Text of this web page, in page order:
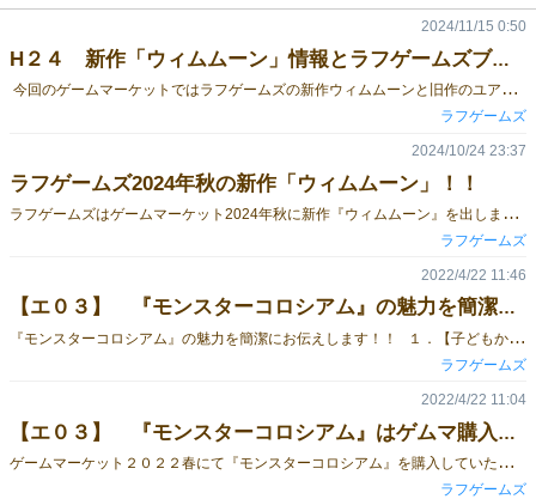
H２４ 新作「ウィムムーン」情報とラフゲームズブースのお品書き
今回のゲームマーケットではラフゲームズの新作ウィムムーンと旧作のユアターン、またラフゲームズの無界がゲームデザインを行ったUMATAKAとUMATAKA拡張、アニマナイズを販売致します。 新作『ウィムムーン』について人数：２～５人時間：６０～９０分対象年齢：10歳以上ラフゲームズ初の中量級ゲームとなります！！ ゲームのテーマはかぐや姫＆宇宙！！新作『ウィムムーン』はかぐや姫と宇宙をテーマにしたゲームとなっています！！月に住む超人気アイドルのカグヤが突然アイドルを引退して、自分が気に入ったお宝を集めてきた者と結婚をすると宣言しちゃいました。プレイヤーは宇宙を旅する動物となり、カグヤと結婚する為にお宝を集める旅に出ます！カグヤが求めるお宝は１０種類のオールユニークとなっており、どれもかわいいイラストになっているので、その部分も大注目です！システムはサイコロを振らないすごろく！！ゲームのメインシステムはさいころを振らずに進んでいくすごろくです！自分の手番になったら好きなだけ宇宙を進みましょう！！進んだ先にある資源やお宝をゲットできます！但し、一度進んだら後ろに戻ることができないので注意が必要です！お宝や資源は早い者勝ちなので、他のプレイヤーに取られる前に取りたい！！でも後戻りできない！！というジレンマに打ち勝ってカグヤに喜ばれる宝物を沢山あつめましょう！！コンポーネントも充実！！巨大なメインボードで宇宙を表現し、宇宙船内をイメージした個人ボードもとってもかわいいです！！お宝は全て厚紙タイルとなっており、個人ボードに並べるととってもかわいらしいです。お宝を獲得する為の資源の星のかけらや月のかけらは全て木駒となっていますので、その部分も必見です！ 【ブース商品一覧】・ウィムムーン ※新作・UMATAKA・UMATAKA拡張・UMATAKAミニ拡張（犬の遊び場）・ユアターン・アニマナイズ
2024/11/15 0:50
ラフゲームズ
ラフゲームズ2024年秋の新作「ウィムムーン」！！
ラ
フゲームズはゲームマーケット2024年秋に新作『ウィムムーン』を出します！！人数：２～５人時間：６０～９０分対象年齢：10歳以上ラフゲームズ初の中量級ゲームとなります！！ ゲームのテーマはかぐや姫＆宇宙！！新作『ウィムムーン』はかぐや姫と宇宙をテーマにしたゲームとなっています！！月に住む超人気アイドルのカグヤが突然アイドルを引退して、自分が気に入ったお宝を集めてきた者と結婚をすると宣言しちゃいました。プレイヤーは宇宙を旅する動物となり、カグヤと結婚する為にお宝を集める旅に出ます！カグヤが求めるお宝は１０種類のオールユニークとなっており、どれもかわいいイラストになっているので、その部分も大注目です！システムはサイコロを振らないすごろく！！ゲームのメインシステムはさいころを振らずに進んでいくすごろくです！自分の手番になったら好きなだけ宇宙を進みましょう！！進んだ先にある資源やお宝をゲットできます！但し、一度進んだら後ろに戻ることができないので注意が必要です！お宝や資源は早い者勝ちなので、他のプレイヤーに取られる前に取りたい！！でも後戻りできない！！というジレンマに打ち勝ってカグヤに喜ばれる宝物を沢山あつめましょう！！コンポーネントも充実！！巨大なメインボードで宇宙を表現し、宇宙船内をイメージした個人ボードもとってもかわいいです！！お宝は全て厚紙タイルとなっており、個人ボードに並べるととってもかわいらしいです。お宝を獲得する為の資源の星のかけらや月のかけらは全て木駒となっていますので、その部分も必見です！ ゲームマーケット２０２４秋にて販売いたしますので、是非ブースにお立ち寄りください！！
2024/10/24 23:37
ラフゲームズ
【エ０３】 『モンスターコロシアム』の魅力を簡潔にお伝えします！！
『
モンスターコロシアム』の魅力を簡潔にお伝えします！！ １．【子どもから大人まで楽しめるパーティーゲーム！！】 『モンスターコロシアム』はダイスをコロシアムに投げ入れて相手とバトルをするシンプルなゲームなので6歳前後から楽しんでプレイすることができます！！また、大人同士でもダイスを当てて相手を蹴散らし、蹴散らされ、時には自爆もするとても盛り上がるパーティーゲームとなっております！！ ２．【戦略×技術×運の３つの要素がうまく絡み合ったテンポが良いゲーム！！】 どのモンスターカードを集めるか、どのモンスターカードを使用するか、ダイスをコロシアムに投げ入れる技術やパワー、そして投げたダイスの動きや出目など、盛り上がる要素をたっぷり詰め込んでいます！！ ３．【コンポーネントにこだわった】 『モンスターコロシアム』のイラストデザインは全て新潟にある日本アニメ・マンガ専門学校の学生さん達が手掛けてくれました！！プロを目指す学生さん達の躍動感ある絵に注目してみてください！！ 箱の形や大きさにも注目です！！コロシアムを意識して六角形にしました！！そして大きさはなんとケーキ9号並み！！是非ブースに足を運んで見てみてください！！ 『モンスターコロシアム』に少しでも興味があるようでしたらブースにてスタッフに気軽にお声がけください♬ また、下記URLにてモンスターコロシアムの魅力が40秒でわかるＰＶを公開しております。是非一度ご覧ください。 https://youtu.be/c8jr4cy_kXc
2022/4/22 11:46
ラフゲームズ
【エ０３】 『モンスターコロシアム』はゲムマ購入特権があります！
ゲ
ームマーケット２０２２春にて『モンスターコロシアム』を購入していただいた皆様にはプロモカード3枚を無料で配布致します！！プロモカードはクラウドファンディング出資者へお渡しした3枚と同様のものとなります。 ※アーチゲームズの通販にてモンスターコロシアムを購入された方はブースにて伝えていただければプロモカードを無料でお渡しします。 『モンスターコロシアム』の面白さが40秒でわかるPVとなっております♬ 是非一度見てみてください。 https://youtu.be/c8jr4cy_kXc
2022/4/22 11:04
ラフゲームズ